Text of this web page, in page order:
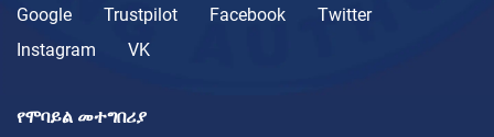
Google Trustpilot Facebook
Twitter
Instagram
VK
የሞባይል መተግበሪያ